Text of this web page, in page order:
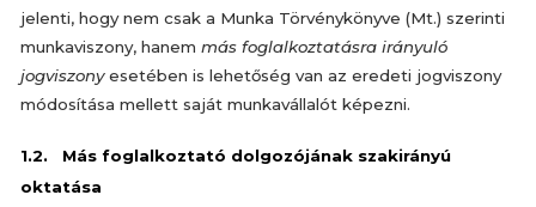
jelenti, hogy nem csak a Munka Törvénykönyve (Mt.) szerinti
munkaviszony, hanem más foglalkoztatásra irányuló
jogviszonyesetében is lehetőség van az eredeti jogviszony
módosítása mellett saját munkavállalót képezni.
1.2. Más foglalkoztató dolgozójának szakirányú
oktatása